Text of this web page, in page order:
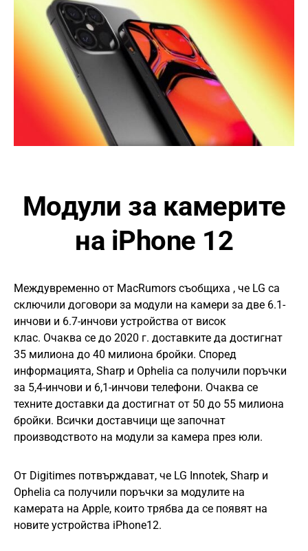
Модули за камерите
на iPhone 12
Междувременно от MacRumors съобщиха , че LG са
сключили договори за модули на камери за две 6.1-
инчови и 6.7-инчови устройства от висок
клас. Очаква се до 2020 г. доставките да достигнат
35 милиона до 40 милиона бройки. Според
информацията, Sharp и Ophelia са получили поръчки
за 5,4-инчови и 6,1-инчови телефони. Очаква се
техните доставки да достигнат от 50 до 55 милиона
бройки. Всички доставчици ще започнат
производството на модули за камера през юли.
От Digitimes потвърждават, че LG Innotek, Sharp и
Ophelia са получили поръчки за модулите на
камерата на Apple, които трябва да се появят на
новите устройства iPhone12.